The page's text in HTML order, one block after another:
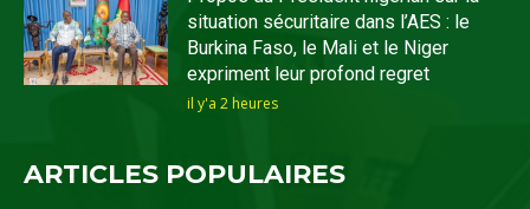
situation sécuritaire dans l’AES : le
Burkina Faso, le Mali et le Niger
expriment leur profond regret
il y'a 2 heures
ARTICLES POPULAIRES